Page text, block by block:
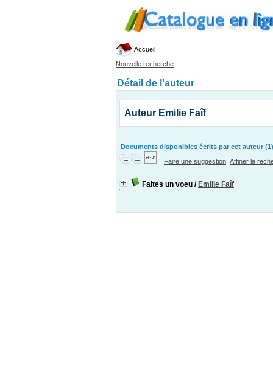
Accueil
Nouvelle recherche
Détail de l'auteur
Auteur Emilie Faîf
Documents disponibles écrits par cet auteur (1)
Faire une suggestion Affiner la
Faites un voeu / Emilie Faîf